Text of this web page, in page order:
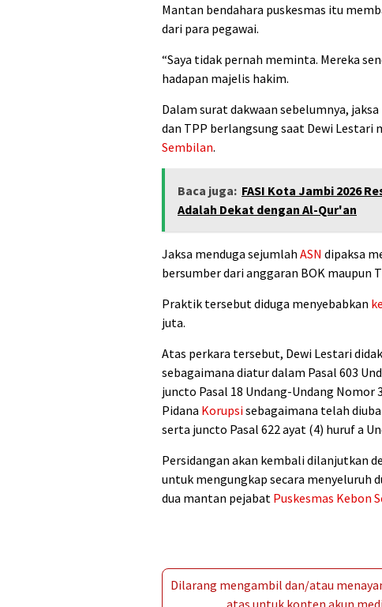
Mantan bendahara puskesmas itu
dari para pegawai.
“Saya tidak pernah meminta. Mereka
hadapan majelis hakim.
Dalam surat dakwaan sebelumnya,
dan TPP berlangsung saat Dewi Lestari
Sembilan.
Baca juga: FASI Kota Jambi 2026
Adalah Dekat dengan Al-Qur'an
Jaksa menduga sejumlah ASN dipaksa
bersumber dari anggaran BOK maupun
Praktik tersebut diduga menyebabkan
juta.
Atas perkara tersebut, Dewi Lestari
sebagaimana diatur dalam Pasal 603
juncto Pasal 18 Undang-Undang
Pidana Korupsisebagaimana telah
serta juncto Pasal 622 ayat (4) huruf a
Persidangan akan kembali dilanjutkan
untuk mengungkap secara menyeluruh
dua mantan pejabat Puskesmas Kebon
Dilarang mengambil dan/atau